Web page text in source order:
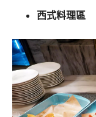
西式料理區